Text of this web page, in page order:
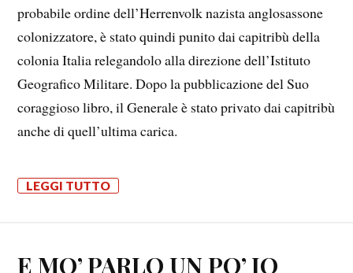
probabile ordine dell’Herrenvolk nazista anglosassone
colonizzatore, è stato quindi punito dai capitribù della
colonia Italia relegandolo alla direzione dell’Istituto
Geografico Militare. Dopo la pubblicazione del Suo
coraggioso libro, il Generale è stato privato dai capitribù
anche di quell’ultima carica.
LEGGI TUTTO
E MO’ PARLO UN PO’ IO